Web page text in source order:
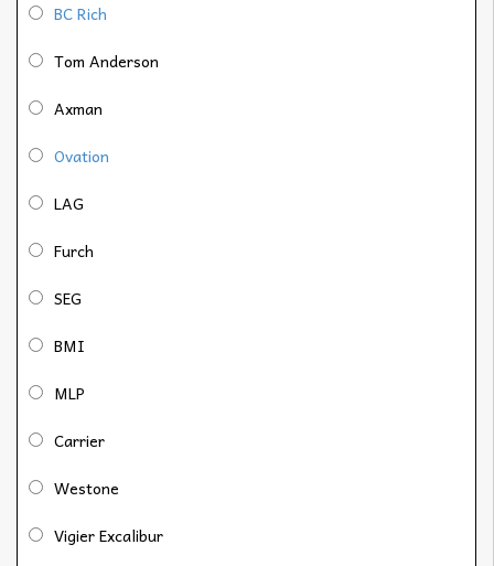
BC Rich
Tom Anderson
Axman
Ovation
LAG
Furch
SEG
BMI
MLP
Carrier
Westone
Vigier Excalibur